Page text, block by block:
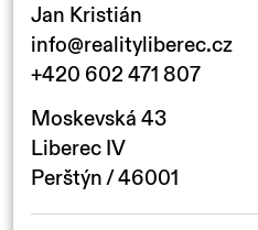
Jan Kristián
info@realityliberec.cz
+420 602 471 807
Moskevská 43
Liberec IV
Perštýn / 46001